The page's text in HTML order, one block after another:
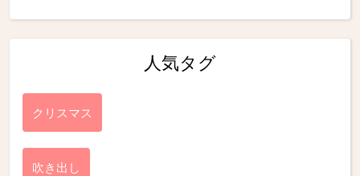
人気タグ
クリスマス
吹き出し